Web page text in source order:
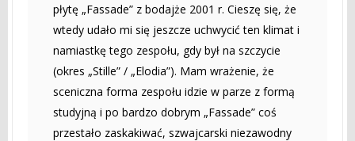
płytę „Fassade” z bodajże 2001 r. Cieszę się, że
wtedy udało mi się jeszcze uchwycić ten klimat i
namiastkę tego zespołu, gdy był na szczycie
(okres „Stille” / „Elodia”). Mam wrażenie, że
sceniczna forma zespołu idzie w parze z formą
studyjną i po bardzo dobrym „Fassade” coś
przestało zaskakiwać, szwajcarski niezawodny